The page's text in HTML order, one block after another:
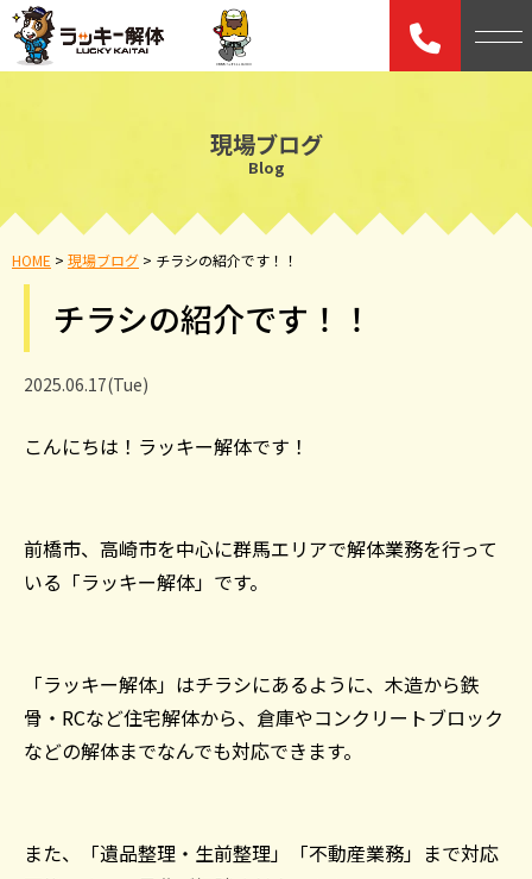
現場ブログ
Blog
HOME > 現場ブログ > チラシの紹介です！！
チラシの紹介です！！
2025.06.17(Tue)
こんにちは！ラッキー解体です！
前橋市、高崎市を中心に群馬エリアで解体業務を行って
いる「ラッキー解体」です。
「ラッキー解体」はチラシにあるように、木造から鉄
骨・RCなど住宅解体から、倉庫やコンクリートブロック
などの解体までなんでも対応できます。
また、「遺品整理・生前整理」「不動産業務」まで対応